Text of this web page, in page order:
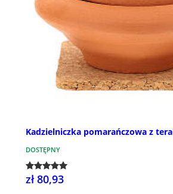
Kadzielniczka pomarańczowa z
DOSTĘPNY
zł 80,93